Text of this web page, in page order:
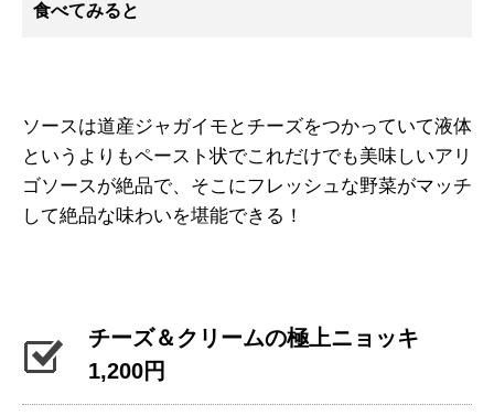
食べてみると
ソースは道産ジャガイモとチーズをつかっていて液体
というよりもペースト状でこれだけでも美味しいアリ
ゴソースが絶品で、そこにフレッシュな野菜がマッチ
して絶品な味わいを堪能できる！
チーズ＆クリームの極上ニョッキ
1,200円